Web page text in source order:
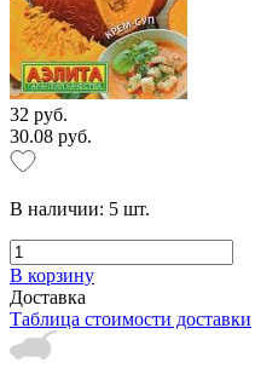
32 руб.
30.08 руб.
В наличии: 5 шт.
В корзину
Доставка
Таблица стоимости доставки